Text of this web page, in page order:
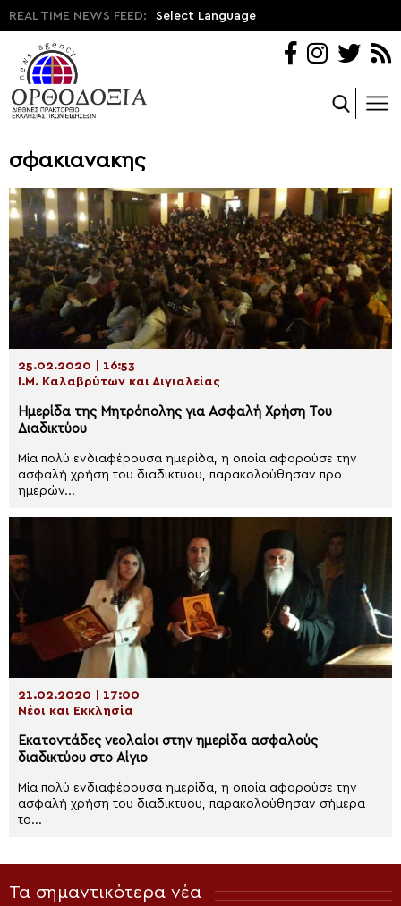
REAL TIME NEWS FEED: Select Language
σφακιανακης
25.02.2020 | 16:53
Ι.Μ. Καλαβρύτων και Αιγιαλείας
Ημερίδα της Μητρόπολης για Ασφαλή Χρήση Του
Διαδικτύου
Μία πολύ ενδιαφέρουσα ημερίδα, η οποία αφορούσε την
ασφαλή χρήση του διαδικτύου, παρακολούθησαν προ
ημερών...
21.02.2020 | 17:00
Νέοι και Εκκλησία
Εκατοντάδες νεολαίοι στην ημερίδα ασφαλούς
διαδικτύου στο Αίγιο
Μία πολύ ενδιαφέρουσα ημερίδα, η οποία αφορούσε την
ασφαλή χρήση του διαδικτύου, παρακολούθησαν σήμερα
το...
Τα σημαντικότερα νέα